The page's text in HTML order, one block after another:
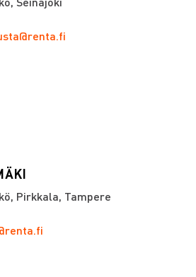
Pirkkala, Tampere